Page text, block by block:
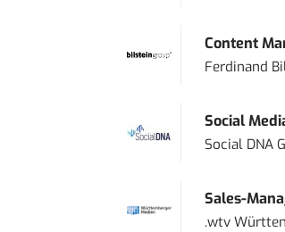
Content
Ferdinand
Social
Social DNA
Sales-
.wtv